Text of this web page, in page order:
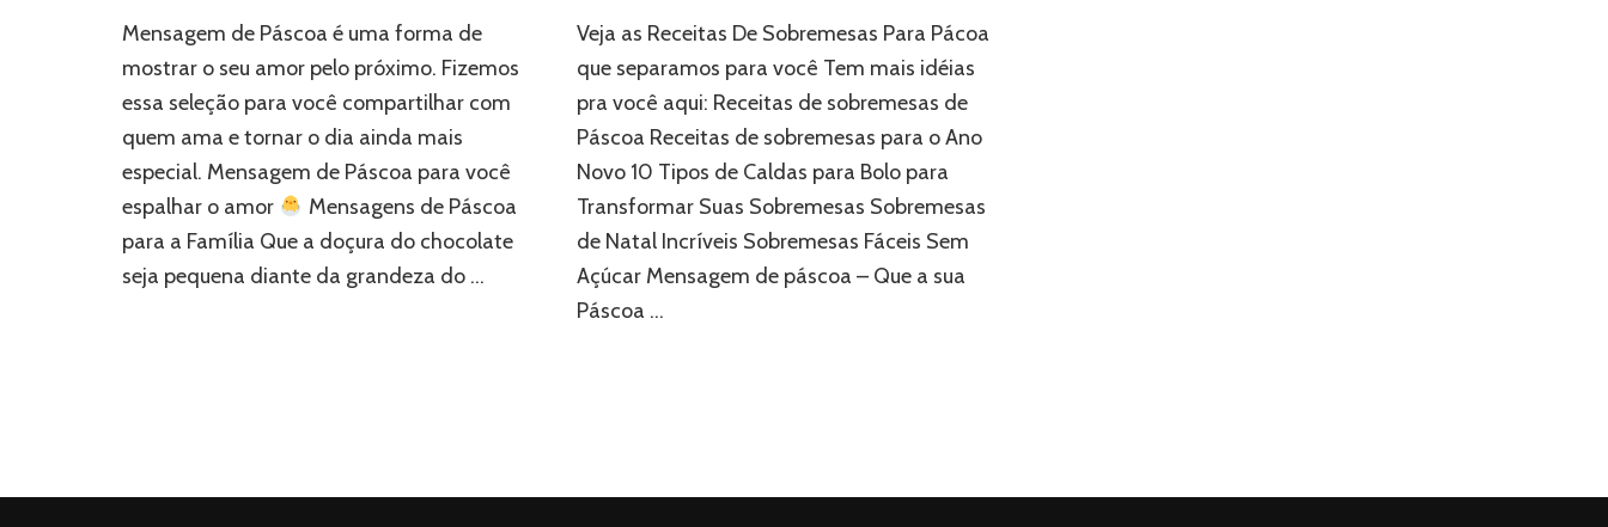
Mensagem de Páscoa é uma forma de
mostrar o seu amor pelo próximo. Fizemos
essa seleção para você compartilhar com
quem ama e tornar o dia ainda mais
especial. Mensagem de Páscoa para você
espalhar o amor
Mensagens de Páscoa
para a Família Que a doçura do chocolate
seja pequena diante da grandeza do …
Veja as Receitas De Sobremesas Para Pácoa
que separamos para você Tem mais idéias
pra você aqui: Receitas de sobremesas de
Páscoa Receitas de sobremesas para o Ano
Novo 10 Tipos de Caldas para Bolo para
Transformar Suas Sobremesas Sobremesas
de Natal Incríveis Sobremesas Fáceis Sem
Açúcar Mensagem de páscoa – Que a sua
Páscoa …